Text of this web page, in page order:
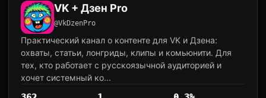
VK + Дзен Pro
@VkDzenPro
Практический канал о контенте для VK и Дзена:
охваты, статьи, лонгриды, клипы и комьюнити. Для
тех, кто работает с русскоязычной аудиторией и
хочет системный ко...